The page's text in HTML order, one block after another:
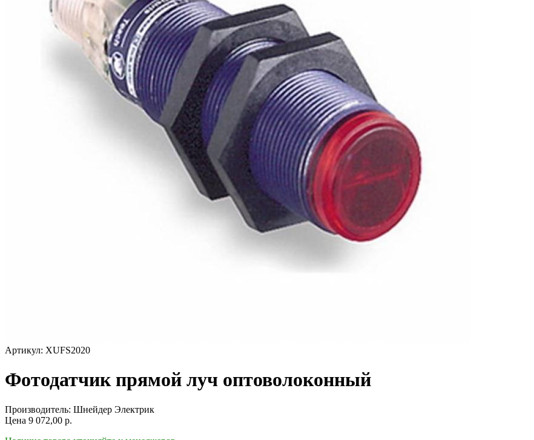
Артикул: XUFS2020
Фотодатчик прямой луч оптоволоконный
Производитель: Шнейдер Электрик
Цена 9 072,00 р.